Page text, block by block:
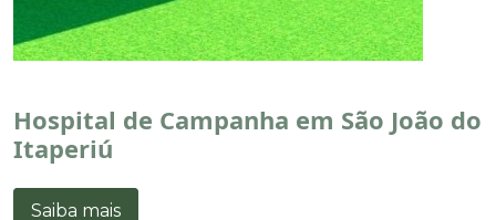
Hospital de Campanha em São João do
Itaperiú
Saiba mais